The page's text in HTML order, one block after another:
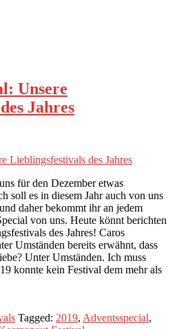
Unsere
Jahres
für den Dezember etwas
soll es in diesem Jahr auch von uns
daher bekommt ihr an jedem
von uns. Heute könnt berichten
des Jahres! Caros
Umständen bereits erwähnt, dass
Unter Umständen. Ich muss
konnte kein Festival dem mehr als
Tagged: 2019, Adventsspecial,